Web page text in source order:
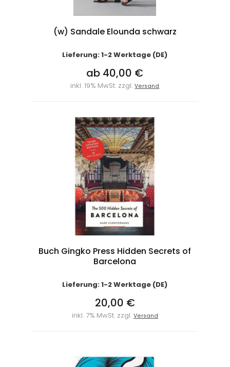
(w) Sandale Elounda schwarz
Lieferung: 1-2 Werktage (DE)
ab 40,00 €
inkl. 19% MwSt. zzgl.Versand
Buch Gingko Press Hidden Secrets of
Barcelona
Lieferung: 1-2 Werktage (DE)
20,00 €
inkl. 7% MwSt. zzgl. Versand